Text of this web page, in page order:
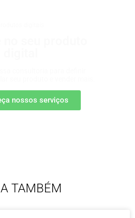
nossos serviços
TAMBÉM